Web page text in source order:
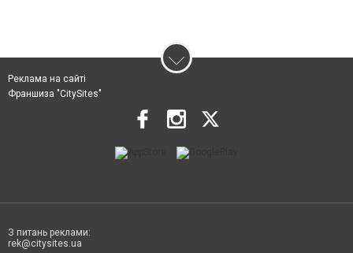
Реклама на сайті
Франшиза "CitySites"
З питань реклами:
rek@citysites.ua